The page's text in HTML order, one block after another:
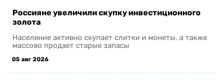
Россияне увеличили скупку инвестиционного
золота
Население активно скупает слитки и монеты, а также
массово продает старые запасы
05 авг 2026